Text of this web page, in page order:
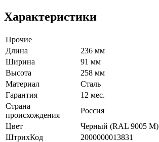
Характеристики
Прочие
Длина
236 мм
Ширина
91 мм
Высота
258 мм
Материал
Сталь
Гарантия
12 мес.
Страна
происхождения
Россия
Цвет
Черный (RAL 9005 М)
ШтрихКод
2000000013831